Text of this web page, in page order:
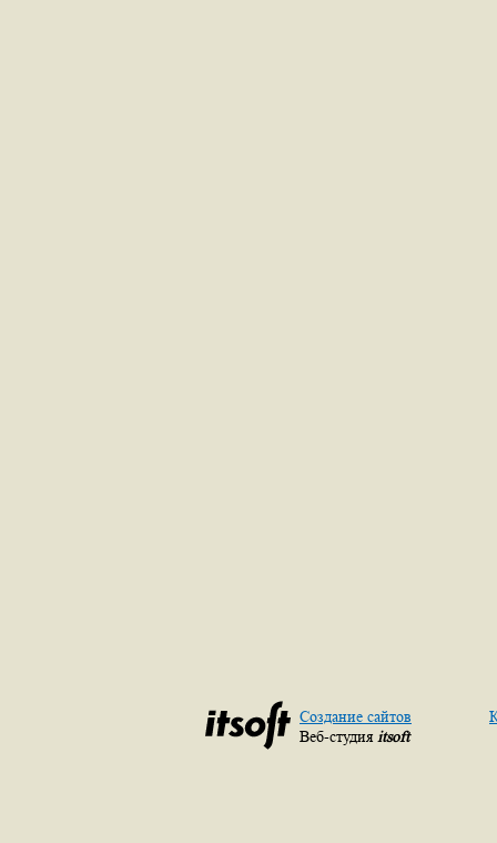
Создание сайтов
Веб-студия itsoft